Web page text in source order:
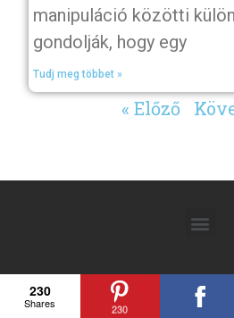
manipuláció közötti
gondolják, hogy egy
Tudj meg többet »
« Előző
230
Shares 230